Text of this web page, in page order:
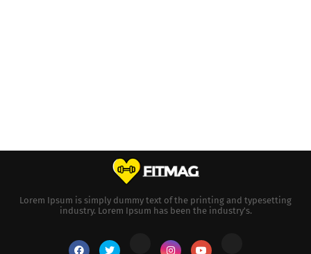
Lorem Ipsum is simply dummy text of the printing and typesetting
industry. Lorem Ipsum has been the industry's.